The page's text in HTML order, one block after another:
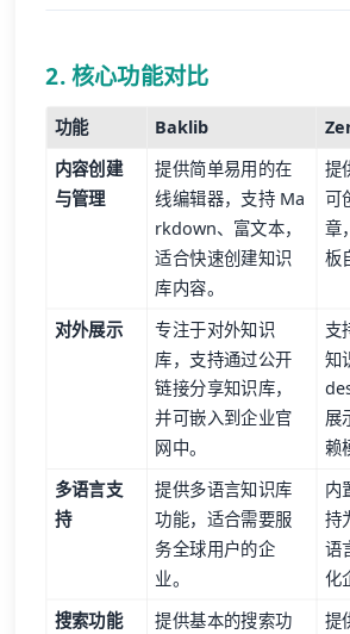
2. 核心功能对比
功能 Baklib
内容创建
与管理
提供简单易用的在
线编辑器，支持 Ma
rkdown、富文本，
适合快速创建知识
库内容。
提
可
章
板
对外展示
专注于对外知识
库，支持通过公开
链接分享知识库，
并可嵌入到企业官
网中。
支
知
展
赖
多语言支
持
提供多语言知识库
功能，适合需要服
务全球用户的企
业。
内
持
语
化
搜索功能
提供基本的搜索功
提